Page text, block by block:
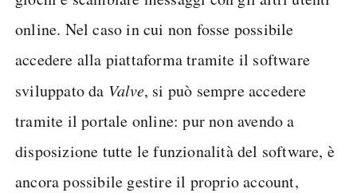
online. Nel caso in cui non fosse possibile
accedere alla piattaforma tramite il software
sviluppato da Valve, si può sempre accedere
tramite il portale online: pur non avendo a
disposizione tutte le funzionalità del software, è
ancora possibile gestire il proprio account,